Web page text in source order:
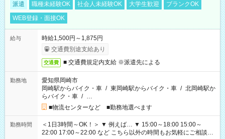
派遣 職種未経験OK 社会人未経験OK 大学生歓迎
ブランクOK
WEB登録・面接OK
給与
時給1,500円～1,875円
交通費別途支給あり
交通費 ■ 交通費規定内支給 ※派遣先による
勤務地
愛知県岡崎市
岡崎駅からバイク・車 / 東岡崎駅からバイク・車 / 北岡崎駅か
らバイク・車 / …
■物流センターなど ■勤務地選べます
勤務時間
＜1日3時間～OK！＞ ▼ 例えば… ▼ 15:00～18:00 15:00～
22:00 17:00～22:00 など こちら以外の時間もお気軽にご相談く